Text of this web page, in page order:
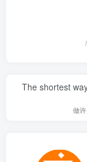
The shortest
做